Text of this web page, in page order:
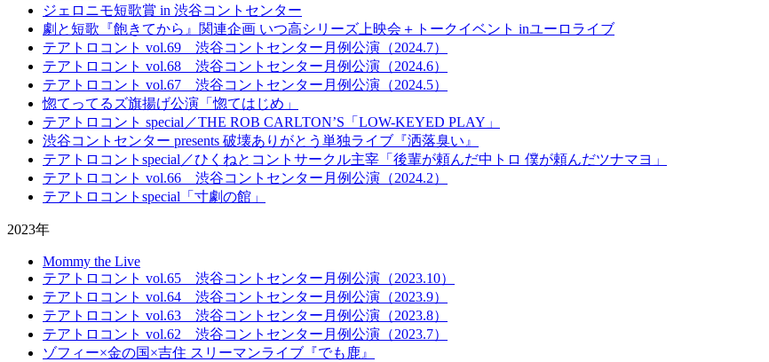
ジェロニモ短歌賞 in 渋谷コントセンター
劇と短歌『飽きてから』関連企画 いつ高シリーズ上映会＋トークイベント inユーロライブ
テアトロコント vol.69 渋谷コントセンター月例公演（2024.7）
テアトロコント vol.68 渋谷コントセンター月例公演（2024.6）
テアトロコント vol.67 渋谷コントセンター月例公演（2024.5）
惚てってるズ旗揚げ公演「惚てはじめ」
テアトロコント special／THE ROB CARLTON’S「LOW-KEYED PLAY」
渋谷コントセンター presents 破壊ありがとう単独ライブ『洒落臭い』
テアトロコントspecial／ひくねとコントサークル主宰「後輩が頼んだ中トロ 僕が頼んだツナマヨ」
テアトロコント vol.66 渋谷コントセンター月例公演（2024.2）
テアトロコントspecial「寸劇の館」
2023年
Mommy the Live
テアトロコント vol.65 渋谷コントセンター月例公演（2023.10）
テアトロコント vol.64 渋谷コントセンター月例公演（2023.9）
テアトロコント vol.63 渋谷コントセンター月例公演（2023.8）
テアトロコント vol.62 渋谷コントセンター月例公演（2023.7）
ゾフィー×金の国×吉住 スリーマンライブ『でも鹿』